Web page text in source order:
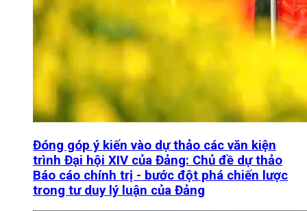
Đóng góp ý kiến vào dự thảo các văn kiện
trình Đại hội XIV của Đảng: Chủ đề dự thảo
Báo cáo chính trị - bước đột phá chiến lược
trong tư duy lý luận của Đảng